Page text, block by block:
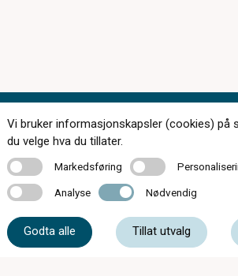
Kontakt oss
Vi bruker informasjonskapsler (cookies) på
du velge hva du tillater.
MarkedsføringMarkedsføring Personalisering
Analyse Analyse Nødvendig Nødvendig
Godta alle Tillat utvalg